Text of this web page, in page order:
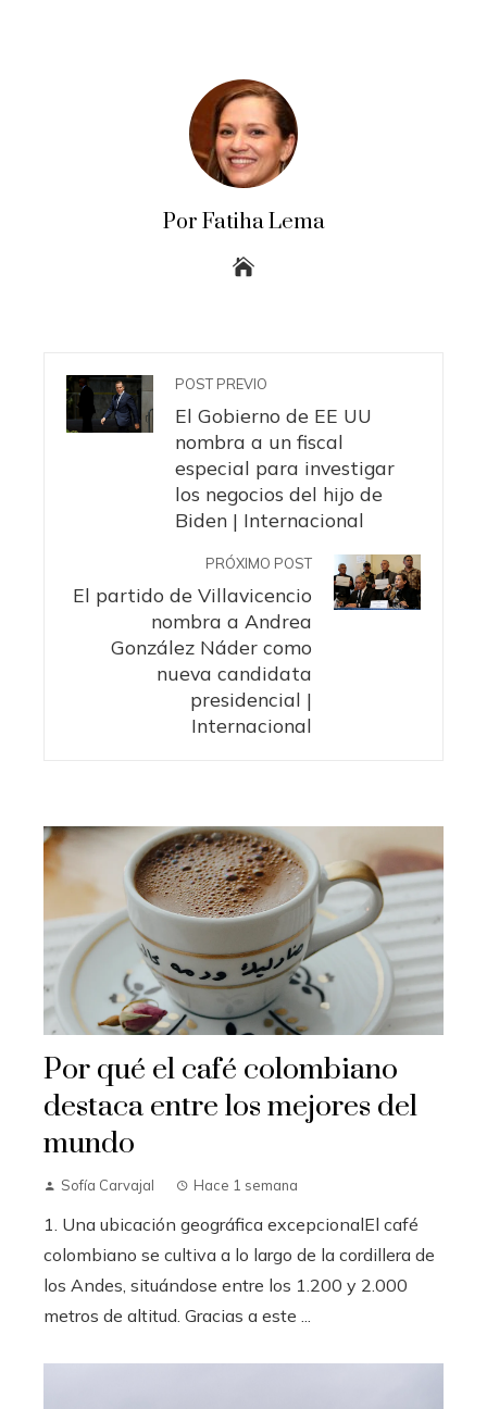
Por Fatiha Lema
POST PREVIO
El Gobierno de EE UU
nombra a un fiscal
especial para investigar
los negocios del hijo de
Biden | Internacional
PRÓXIMO POST
El partido de Villavicencio
nombra a Andrea
González Náder como
nueva candidata
presidencial |
Internacional
Por qué el café colombiano
destaca entre los mejores del
mundo
Sofía Carvajal Hace 1 semana
1. Una ubicación geográfica excepcionalEl café
colombiano se cultiva a lo largo de la cordillera de
los Andes, situándose entre los 1.200 y 2.000
metros de altitud. Gracias a este ...